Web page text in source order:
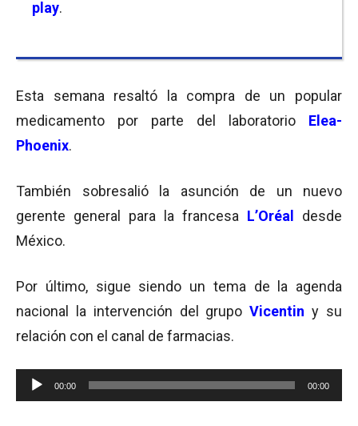
play.
Esta semana resaltó la compra de un popular
medicamento por parte del laboratorio Elea-
Phoenix.
También sobresalió la asunción de un nuevo
gerente general para la francesa L’Oréal desde
México.
Por último, sigue siendo un tema de la agenda
nacional la intervención del grupoVicentiny su
relación con el canal de farmacias.
Reproductor
de
00:00 00:00